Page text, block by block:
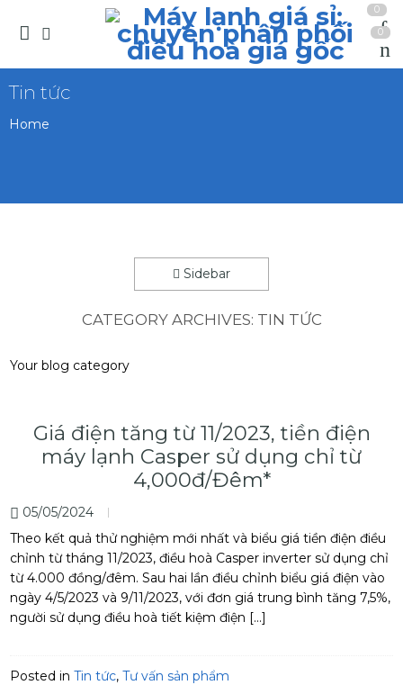
0
0
Tin tức
Home
Sidebar
CATEGORY ARCHIVES: TIN TỨC
Your blog category
Giá điện tăng từ 11/2023, tiền điện
máy lạnh Casper sử dụng chỉ từ
4,000đ/Đêm*
05/05/2024
Theo kết quả thử nghiệm mới nhất và biểu giá tiền điện điều
chỉnh từ tháng 11/2023, điều hoà Casper inverter sử dụng chỉ
từ 4.000 đồng/đêm. Sau hai lần điều chỉnh biểu giá điện vào
ngày 4/5/2023 và 9/11/2023, với đơn giá trung bình tăng 7,5%,
người sử dụng điều hoà tiết kiệm điện […]
Posted in Tin tức, Tư vấn sản phẩm